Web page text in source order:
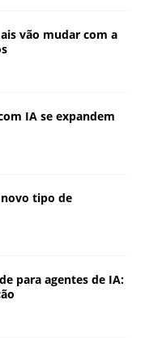
vão mudar com a
IA se expandem
tipo de
para agentes de IA: